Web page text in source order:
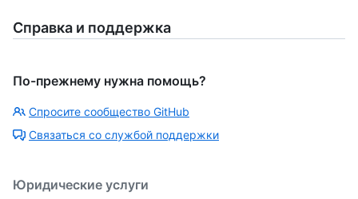
Справка и поддержка
По-прежнему нужна помощь?
Спросите сообщество GitHub
Связаться со службой поддержки
Юридические услуги